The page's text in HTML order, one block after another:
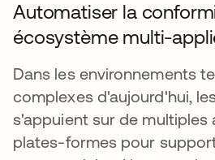
Automatiser la
écosystème multi-
Dans les environnements
complexes d'aujourd'hui,
s'appuient sur de multiples
plates-formes pour